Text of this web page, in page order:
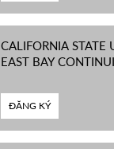
CALIFORNIA STATE
EAST BAY
ĐĂNG KÝ